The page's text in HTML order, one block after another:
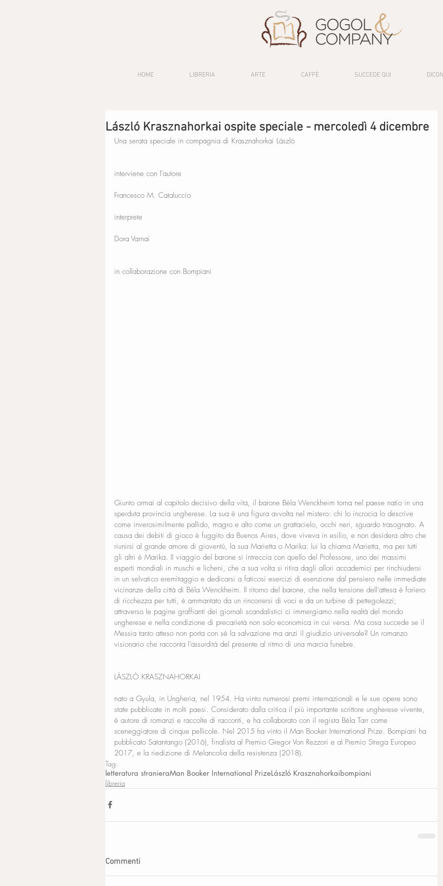
HOME LIBRERIA ARTE CAFFÈ SUCCEDE QUI
László Krasznahorkai ospite speciale - mercoledì 4 dicembre
Una serata speciale in compagnia di Krasznahorkai László
interviene con l'autore
Francesco M. Cataluccio
interprete
Dora Varnai
in collaborazione con Bompiani
Giunto ormai al capitolo decisivo della vita, il barone Béla Wenckheim torna nel paese natio in una
sperduta provincia ungherese. La sua è una figura avvolta nel mistero: chi lo incrocia lo descrive
come inverosimilmente pallido, magro e alto come un grattacielo, occhi neri, sguardo trasognato. A
causa dei debiti di gioco è fuggito da Buenos Aires, dove viveva in esilio, e non desidera altro che
riunirsi al grande amore di gioventù, la sua Marietta o Marika: lui la chiama Marietta, ma per tutti
gli altri è Marika. Il viaggio del barone si intreccia con quello del Professore, uno dei massimi
esperti mondiali in muschi e licheni, che a sua volta si ritira dagli allori accademici per rinchiudersi
in un selvatico eremitaggio e dedicarsi a faticosi esercizi di esenzione dal pensiero nelle immediate
vicinanze della città di Béla Wenckheim. Il ritorno del barone, che nella tensione dell’attesa è foriero
di ricchezza per tutti, è ammantato da un rincorrersi di voci e da un turbine di pettegolezzi;
attraverso le pagine graffianti dei giornali scandalistici ci immergiamo nella realtà del mondo
ungherese e nella condizione di precarietà non solo economica in cui versa. Ma cosa succede se il
Messia tanto atteso non porta con sé la salvazione ma anzi il giudizio universale? Un romanzo
visionario che racconta l’assurdità del presente al ritmo di una marcia funebre.
LÁSZLÓ KRASZNAHORKAI
nato a Gyula, in Ungheria, nel 1954. Ha vinto numerosi premi internazionali e le sue opere sono
state pubblicate in molti paesi. Considerato dalla critica il più importante scrittore ungherese vivente,
è autore di romanzi e raccolte di racconti, e ha collaborato con il regista Béla Tarr come
sceneggiatore di cinque pellicole. Nel 2015 ha vinto il Man Booker International Prize. Bompiani ha
pubblicato Satantango (2016), finalista al Premio Gregor Von Rezzori e al Premio Strega Europeo
2017, e la riedizione di Melancolia della resistenza (2018).
Tag:
letteratura stranieraMan Booker International PrizeLászló Krasznahorkaibompiani
libreria
Commenti